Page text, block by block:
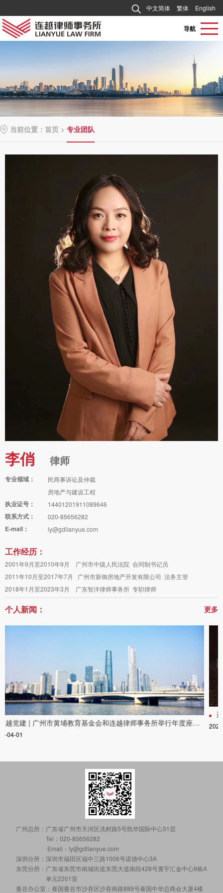
中文简体 繁体 English
导航
当前位置： 首页 > 专业团队
李俏 律师
专业领域：
民商事诉讼及仲裁
房地产与建设工程
执业证号： 14401201911089646
联系方式： 020-85656282
E-mail： ly@gdlianyue.com
工作经历：
2001年9月至2010年9月 广州市中级人民法院 合同制书记员
2011年10月至2017年7月 广州市新御房地产开发有限公司 法务主管
2018年1月至2023年3月 广东智洋律师事务所 专职律师
个人新闻： 更多
连越简讯 | 连越商事争议解决法律事务部成功召开2024年度第一次部门会议
2024-04-09
广州总所： 广东省广州市天河区冼村路5号凯华国际中心31层
Tel：020-85656282
Email：ly@gdlianyue.com
深圳分所： 深圳市福田区福中三路1006号诺德中心3A
东莞分所： 广东省东莞市南城街道东莞大道南段428号寰宇汇金中心9栋A
单元2201室
曼谷办公室： 泰国曼谷市沙吞区沙吞南路889号泰国中华总商会大厦4楼